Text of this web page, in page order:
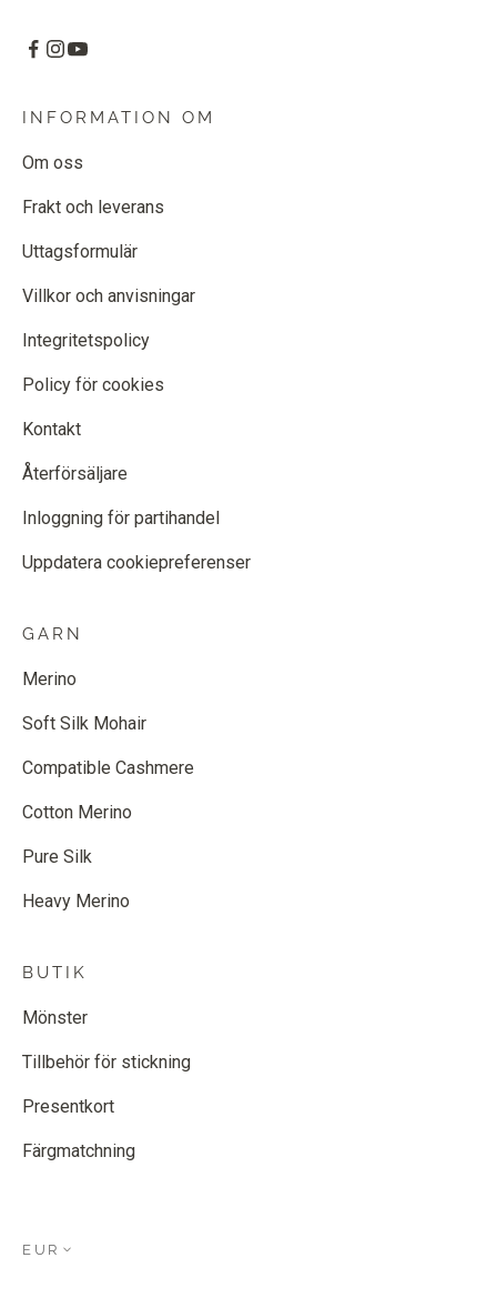
INFORMATION OM
Om oss
Frakt och leverans
Uttagsformulär
Villkor och anvisningar
Integritetspolicy
Policy för cookies
Kontakt
Återförsäljare
Inloggning för partihandel
Uppdatera cookiepreferenser
GARN
Merino
Soft Silk Mohair
Compatible Cashmere
Cotton Merino
Pure Silk
Heavy Merino
BUTIK
Mönster
Tillbehör för stickning
Presentkort
Färgmatchning
EUR